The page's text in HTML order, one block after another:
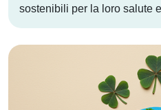
sostenibili per la loro salute